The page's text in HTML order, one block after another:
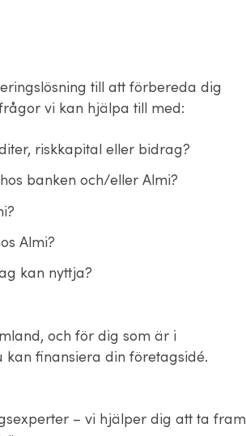
till att förbereda dig
vi kan hjälpa till med:
riskkapital eller bidrag?
banken och/eller Almi?
Almi?
kan nyttja?
och för dig som är i
finansiera din företagsidé.
– vi hjälper dig att ta fram